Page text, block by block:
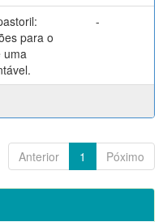
para o
uma
-
Anterior 1 Póximo